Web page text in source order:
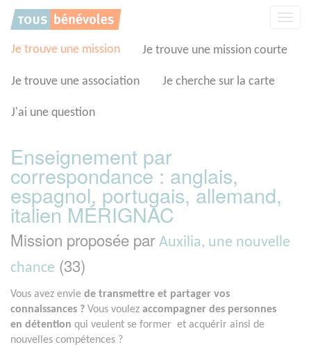
Je trouve une mission Je trouve une mission courte
Je trouve une association Je cherche sur la carte
J'ai une question
Enseignement par
correspondance : anglais,
espagnol, portugais, allemand,
italien MÉRIGNAC
Mission proposée par Auxilia, une nouvelle
chance (33)
Vous avez envie de transmettre et partager vos
connaissances ? Vous voulez accompagner des personnes
en détention qui veulent se former et acquérir ainsi de
nouvelles compétences ?
Panneau de gestion des cookies